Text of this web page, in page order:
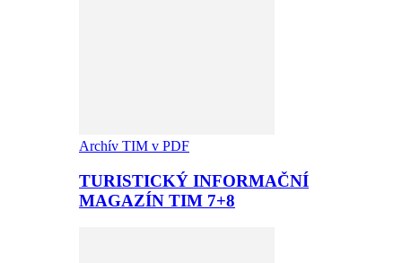
Archív TIM v PDF
TURISTICKÝ INFORMAČNÍ
MAGAZÍN TIM 7+8